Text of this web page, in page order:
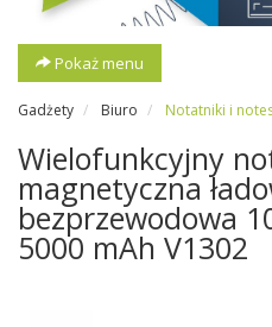
Pokaż menu
Gadżety Biuro Notatniki i
Wielofunkcyjny
magnetyczna
bezprzewodowa
5000 mAh V1302